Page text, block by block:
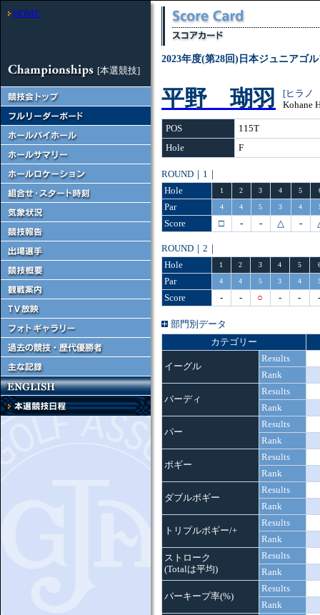
HOME
[本選競技]
2023年度(第28回)日本ジュニアゴ
平野 瑚羽
[ヒラノ
Kohane
POS
115T
Hole
F
ROUND｜1｜
Hole
1 2 3 4 5
Par 4 4 5 3 4
Score □ - - △ -
ROUND｜2｜
Hole
1 2 3 4 5
Par 4 4 5 3 4
Score - - ○ - -
部門別データ
カテゴリー
イーグル
Results
Rank
バーディ
Results
Rank
パー
Results
Rank
ボギー
Results
Rank
ダブルボギー
Results
Rank
トリプルボギー/+
Results
Rank
ストローク
(Totalは平均)
Results
Rank
パーキープ率(%)
Results
Rank